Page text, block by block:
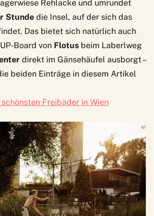
Rehlacke und umrundet
Stunde die Insel, auf der sich das
Das bietet sich natürlich auch
Board von Flotus beim Laberlweg
direkt im Gänsehäufel ausborgt –
beiden Einträge in diesem Artikel
schönsten Freibäder in Wien